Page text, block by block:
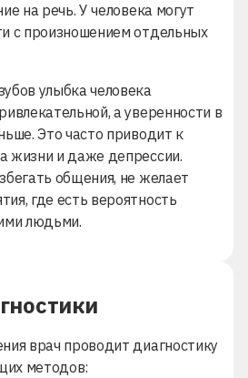
на речь. У человека могут
с произношением отдельных
улыбка человека
а уверенности в
Это часто приводит к
жизни и даже депрессии.
общения, не желает
где есть вероятность
людьми.
врач проводит диагностику
методов: